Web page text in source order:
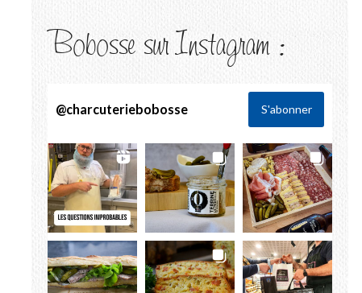
Bobosse sur Instagram :
@charcuteriebobosse S'abonner